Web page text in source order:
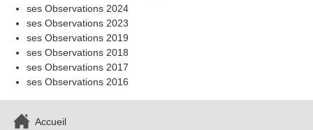
ses Observations 2024
ses Observations 2023
ses Observations 2019
ses Observations 2018
ses Observations 2017
ses Observations 2016
Accueil